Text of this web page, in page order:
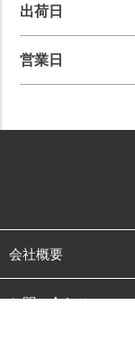
出荷日
営業日
会社概要
お問い合わせ